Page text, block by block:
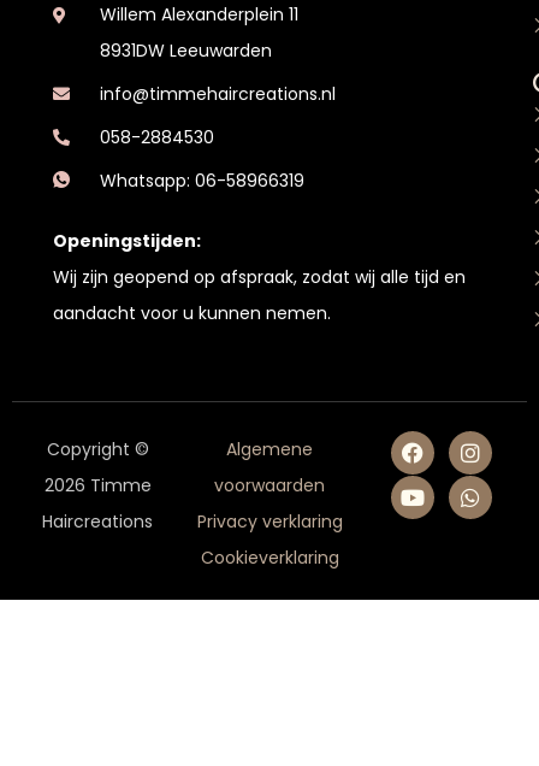
Willem Alexanderplein 11
8931DW Leeuwarden
info@timmehaircreations.nl
058-2884530
Whatsapp: 06-58966319
Openingstijden:
Wij zijn geopend op afspraak, zodat wij alle tijd en
aandacht voor u kunnen nemen.
Copyright ©
2026 Timme
Haircreations
Algemene
voorwaarden
Privacy verklaring
Cookieverklaring